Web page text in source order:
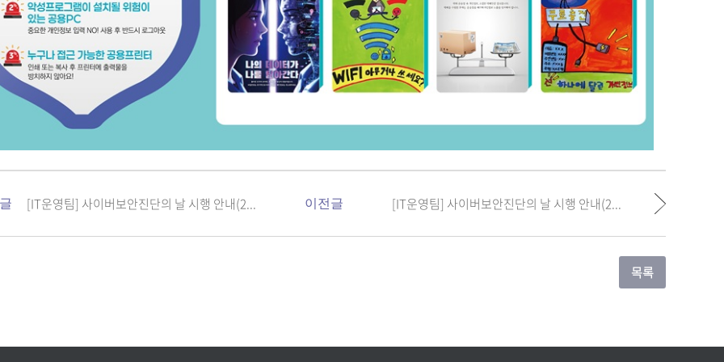
[IT운영팀] 사이버보안진단의 날 시행 안내(2... 이전글 [IT운영팀] 사이버보안진단의 날 시행 안내(2...